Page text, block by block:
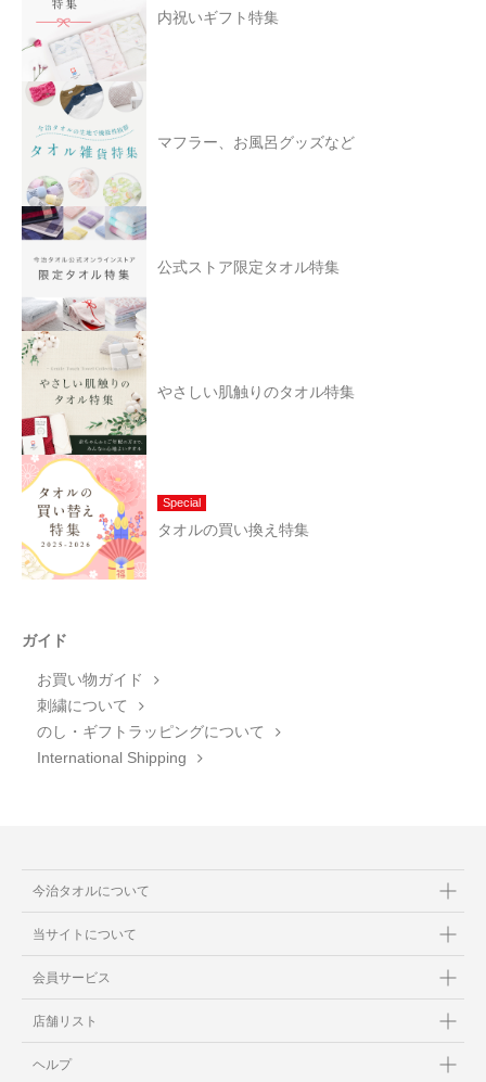
内祝いギフト特集
マフラー、お風呂グッズなど
公式ストア限定タオル特集
やさしい肌触りのタオル特集
Special
タオルの買い換え特集
ガイド
お買い物ガイド
刺繍について
のし・ギフトラッピングについて
International Shipping
今治タオルについて
当サイトについて
会員サービス
店舗リスト
ヘルプ